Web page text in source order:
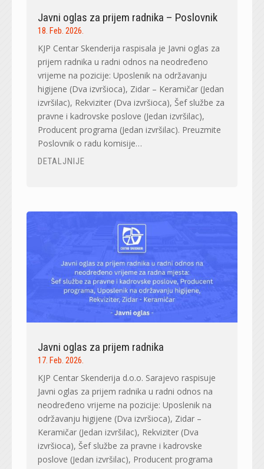
Javni oglas za prijem radnika – Poslovnik
18. Feb. 2026.
KJP Centar Skenderija raspisala je Javni oglas za
prijem radnika u radni odnos na neodređeno
vrijeme na pozicije: Uposlenik na održavanju
higijene (Dva izvršioca), Zidar – Keramičar (Jedan
izvršilac), Rekviziter (Dva izvršioca), Šef službe za
pravne i kadrovske poslove (Jedan izvršilac),
Producent programa (Jedan izvršilac). Preuzmite
Poslovnik o radu komisije…
DETALJNIJE
Javni oglas za prijem radnika
17. Feb. 2026.
KJP Centar Skenderija d.o.o. Sarajevo raspisuje
Javni oglas za prijem radnika u radni odnos na
neodređeno vrijeme na pozicije: Uposlenik na
održavanju higijene (Dva izvršioca), Zidar –
Keramičar (Jedan izvršilac), Rekviziter (Dva
izvršioca), Šef službe za pravne i kadrovske
poslove (Jedan izvršilac), Producent programa